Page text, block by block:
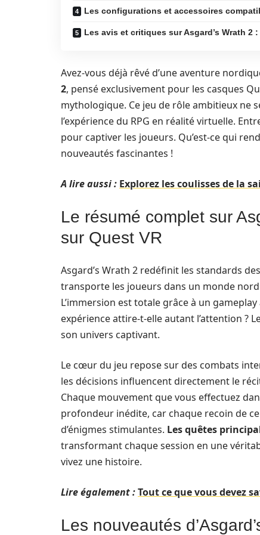
Les configurations et accessoires
Les avis et critiques sur Asgard’s Wrath 2
Avez-vous déjà rêvé d’une aventure
2, pensé exclusivement pour les casques
mythologique. Ce jeu de rôle ambitieux ne
l’expérience du RPG en réalité virtuelle.
pour captiver les joueurs. Qu’est-ce qui
nouveautés fascinantes !
A lire aussi : Explorez les coulisses de la
Le résumé complet sur
sur Quest VR
Asgard’s Wrath 2 redéfinit les standards des
transporte les joueurs dans un monde
L’immersion est totale grâce à un
expérience attire-t-elle autant l’attention ?
son univers captivant.
Le cœur du jeu repose sur des combats
les décisions influencent directement le
Chaque mouvement que vous effectuez
profondeur inédite, car chaque recoin de
d’énigmes stimulantes. Les quêtes
transformant chaque session en une
vivez une histoire.
Lire également :Tout ce que vous devez
Les nouveautés